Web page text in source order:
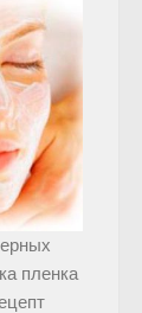
пленка